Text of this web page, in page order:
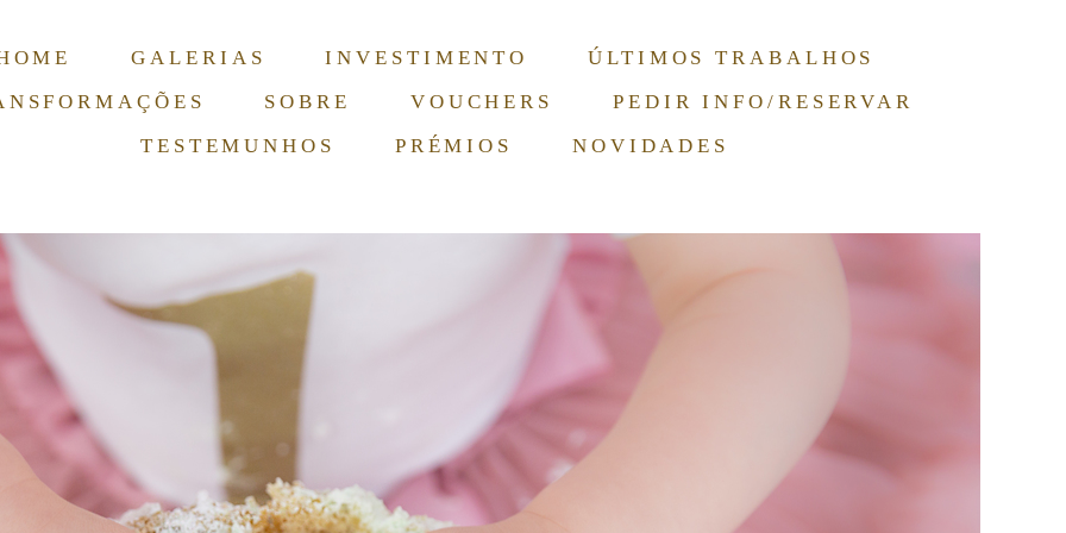
GALERIAS INVESTIMENTO
ÚLTIMOS TRABALHOS
SOBRE VOUCHERS
PEDIR INFO/RESERVAR
TESTEMUNHOS
PRÉMIOS NOVIDADES